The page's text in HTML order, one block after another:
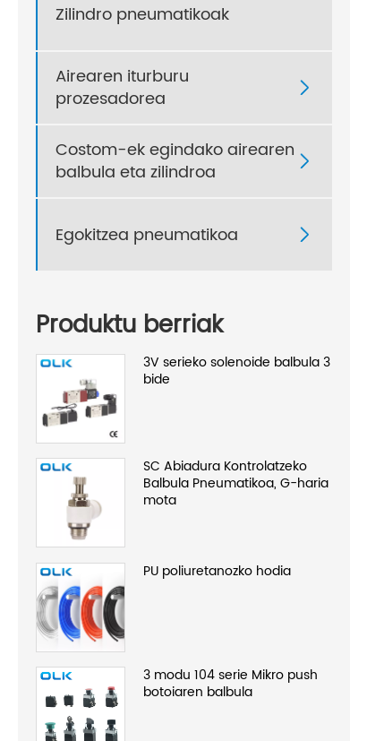
Zilindro pneumatikoak
Airearen iturburu
prozesadorea

Costom-ek egindako airearen
balbula eta zilindroa

Egokitzea pneumatikoa 
Produktu berriak
3V serieko solenoide balbula 3
bide
SC Abiadura Kontrolatzeko
Balbula Pneumatikoa, G-haria
mota
PU poliuretanozko hodia
3 modu 104 serie Mikro push
botoiaren balbula